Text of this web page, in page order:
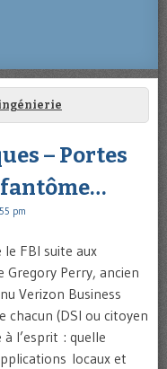
– Portes
fantôme…
pm
le FBI suite aux
Gregory Perry, ancien
Verizon Business
chacun (DSI ou citoyen
l’esprit : quelle
locaux et